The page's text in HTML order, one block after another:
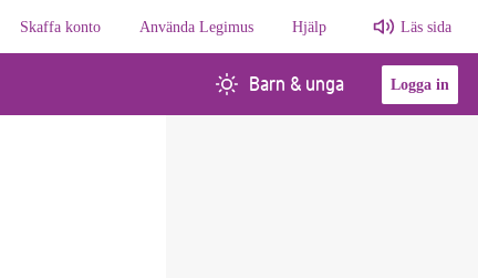
Skaffa konto Använda Legimus Hjälp Läs sida
Barn & unga Logga in